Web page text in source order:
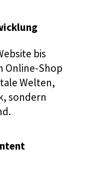
bis
Online-Shop
Welten,
sondern